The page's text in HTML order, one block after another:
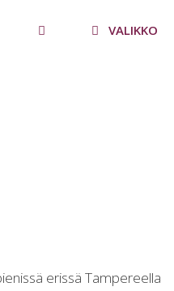
VALIKKO
erissä Tampereella